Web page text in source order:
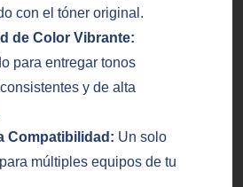
con el tóner original.
de Color Vibrante:
para entregar tonos
y de alta
Compatibilidad: Un solo
múltiples equipos de tu